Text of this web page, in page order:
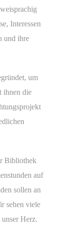
Interessen
und ihre
um
ihnen die
Bibliothek
auf
sollen an
sehen viele
Herz.